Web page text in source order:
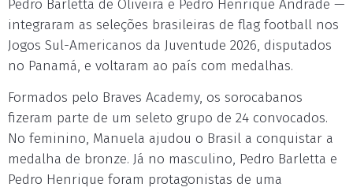
Pedro Barletta de Oliveira e Pedro Henrique Andrade —
integraram as seleções brasileiras de flag football nos
Jogos Sul-Americanos da Juventude 2026, disputados
no Panamá, e voltaram ao país com medalhas.
Formados pelo Braves Academy, os sorocabanos
fizeram parte de um seleto grupo de 24 convocados.
No feminino, Manuela ajudou o Brasil a conquistar a
medalha de bronze. Já no masculino, Pedro Barletta e
Pedro Henrique foram protagonistas de uma